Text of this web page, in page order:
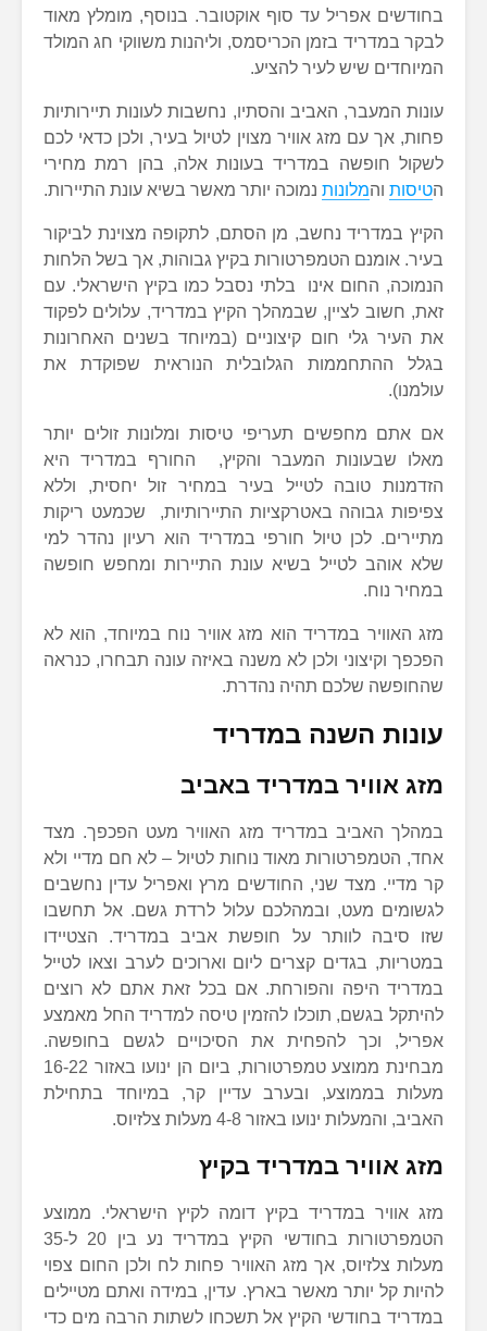
בחודשים אפריל עד סוף אוקטובר. בנוסף, מומלץ מאוד
לבקר במדריד בזמן הכריסמס, וליהנות משווקי חג המולד
המיוחדים שיש לעיר להציע.
עונות המעבר, האביב והסתיו, נחשבות לעונות תיירותיות
פחות, אך עם מזג אוויר מצוין לטיול בעיר, ולכן כדאי לכם
לשקול חופשה במדריד בעונות אלה, בהן רמת מחירי
הטיסות והמלונות נמוכה יותר מאשר בשיא עונת התיירות.
הקיץ במדריד נחשב, מן הסתם, לתקופה מצוינת לביקור
בעיר. אומנם הטמפרטורות בקיץ גבוהות, אך בשל הלחות
הנמוכה, החום אינו בלתי נסבל כמו בקיץ הישראלי. עם
זאת, חשוב לציין, שבמהלך הקיץ במדריד, עלולים לפקוד
את העיר גלי חום קיצוניים (במיוחד בשנים האחרונות
בגלל ההתחממות הגלובלית הנוראית שפוקדת את
עולמנו).
אם אתם מחפשים תעריפי טיסות ומלונות זולים יותר
מאלו שבעונות המעבר והקיץ, החורף במדריד היא
הזדמנות טובה לטייל בעיר במחיר זול יחסית, וללא
צפיפות גבוהה באטרקציות התיירותיות, שכמעט ריקות
מתיירים. לכן טיול חורפי במדריד הוא רעיון נהדר למי
שלא אוהב לטייל בשיא עונת התיירות ומחפש חופשה
במחיר נוח.
מזג האוויר במדריד הוא מזג אוויר נוח במיוחד, הוא לא
הפכפך וקיצוני ולכן לא משנה באיזה עונה תבחרו, כנראה
שהחופשה שלכם תהיה נהדרת.
עונות השנה במדריד
מזג אוויר במדריד באביב
במהלך האביב במדריד מזג האוויר מעט הפכפך. מצד
אחד, הטמפרטורות מאוד נוחות לטיול – לא חם מדיי ולא
קר מדיי. מצד שני, החודשים מרץ ואפריל עדין נחשבים
לגשומים מעט, ובמהלכם עלול לרדת גשם. אל תחשבו
שזו סיבה לוותר על חופשת אביב במדריד. הצטיידו
במטריות, בגדים קצרים ליום וארוכים לערב וצאו לטייל
במדריד היפה והפורחת. אם בכל זאת אתם לא רוצים
להיתקל בגשם, תוכלו להזמין טיסה למדריד החל מאמצע
אפריל, וכך להפחית את הסיכויים לגשם בחופשה.
מבחינת ממוצע טמפרטורות, ביום הן ינועו באזור 16-22
מעלות בממוצע, ובערב עדיין קר, במיוחד בתחילת
האביב, והמעלות ינועו באזור 4-8 מעלות צלזיוס.
מזג אוויר במדריד בקיץ
מזג אוויר במדריד בקיץ דומה לקיץ הישראלי. ממוצע
הטמפרטורות בחודשי הקיץ במדריד נע בין 20 ל-35
מעלות צלזיוס, אך מזג האוויר פחות לח ולכן החום צפוי
להיות קל יותר מאשר בארץ. עדין, במידה ואתם מטיילים
במדריד בחודשי הקיץ אל תשכחו לשתות הרבה מים כדי